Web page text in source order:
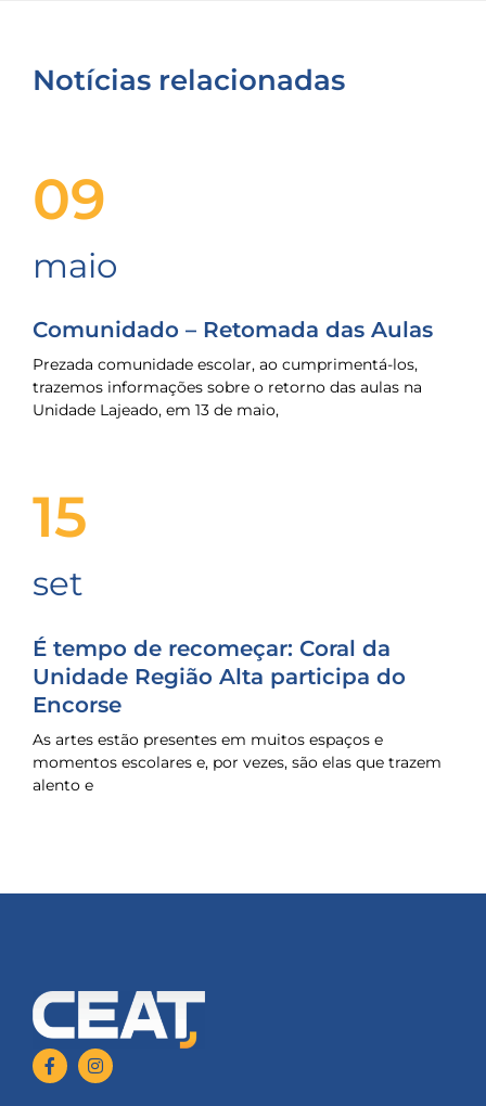
Notícias relacionadas
09
maio
Comunidado – Retomada das Aulas
Prezada comunidade escolar, ao cumprimentá-los,
trazemos informações sobre o retorno das aulas na
Unidade Lajeado, em 13 de maio,
15
set
É tempo de recomeçar: Coral da
Unidade Região Alta participa do
Encorse
As artes estão presentes em muitos espaços e
momentos escolares e, por vezes, são elas que trazem
alento e